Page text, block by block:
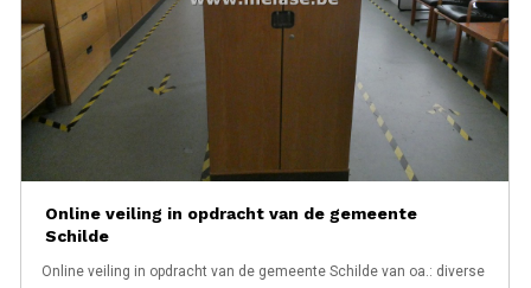
Online veiling in opdracht van de gemeente
Schilde
Online veiling in opdracht van de gemeente Schilde van oa.: diverse